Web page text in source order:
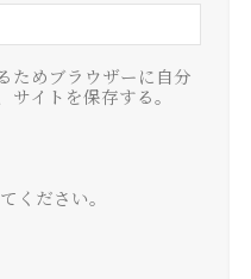
ためブラウザーに自分
イトを保存する。
ください。